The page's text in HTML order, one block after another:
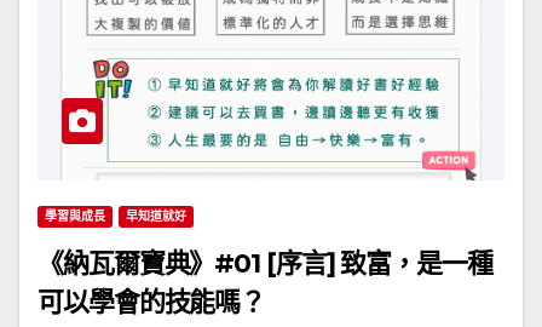
學習與成長 早知道就好
《納瓦爾寶典》#01 [序言] 致富，是一種
可以學會的技能嗎？